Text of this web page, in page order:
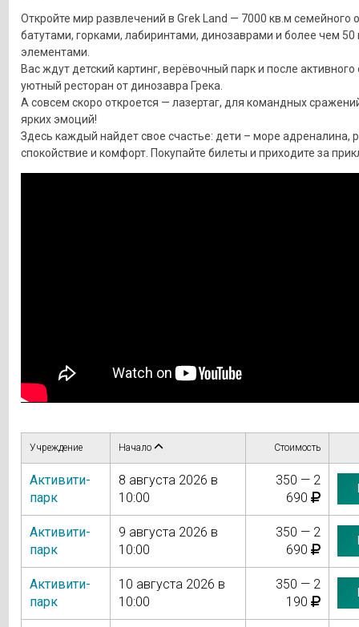
Откройте мир развлечений в Grek Land — 7000 кв.м семейного
батутами, горками, лабиринтами, динозаврами и более чем
элементами.
Вас ждут детский картинг, верёвочный парк и после активного
уютный ресторан от динозавра Грека.
А совсем скоро откроется — лазертаг, для командных
ярких эмоций!
Здесь каждый найдет свое счастье: дети – море адреналина,
спокойствие и комфорт. Покупайте билеты и приходите за
Учреждение Начало Стоимость
Активити-
парк
8 августа 2026 в
10:00
350 — 2
690
Активити-
парк
9 августа 2026 в
10:00
350 — 2
690
Активити-
парк
10 августа 2026 в
10:00
350 — 2
190